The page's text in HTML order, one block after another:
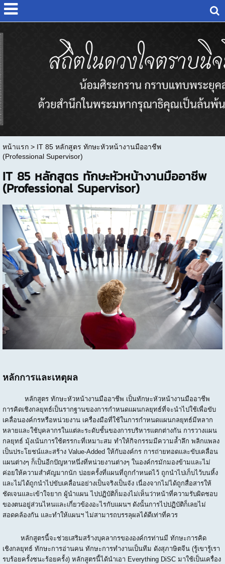
หน้าแรก> IT 85 หลักสูตร ทักษะหัวหน้างานมืออาชีพ
(Professional Supervisor)
IT 85 หลักสูตร ทักษะหัวหน้างานมืออาชีพ
(Professional Supervisor)
หลักการและเหตุผล
หลักสูตร ทักษะหัวหน้างานมืออาชีพ เป็นทักษะหัวหน้างานมืออาชีพ
การคิดเชิงกลยุทธ์เป็นรากฐานของการกำหนดแผนกลยุทธ์ที่จะนำไปใช้เพื่อขับ
เคลื่อนองค์กรหรือหน่วยงาน เครื่องมือที่ใช้ในการกำหนดแผนกลยุทธ์มีหลาก
หลายและใช้บุคลากรในแต่ละระดับชั้นของการบริหารแตกต่างกัน การวางแผน
กลยุทธ์ มุ้งเน้นการใช้ตรรกะที่เหมาะสม ทำให้กิจกรรมมีความล้ำลึก พลิกแพลง
เป็นประโยชน์และสร้าง Value-Added ให้กับองค์กร การถ่ายทอดและขับเคลื่อน
แผนต่างๆ ก็เป็นอีกปัญหาหนึ่งที่หน่วยงานต่างๆ ในองค์กรมักมองข้ามและไม่
ค่อยให้ความสำคัญมากนัก บ่อยครั้งที่แผนที่ถูกกำหนดไว้ ถูกนำไปเก็บไว้บนหิ้ง
และไม่ได้ถูกนำไปขับเคลื่อนอย่างเป็นจริงเป็นจัง เนื่องจากไม่ได้ถูกสื่อสารให้
ชัดเจนและเข้าใจยาก ผู้นำแผน ไปปฏิบัติก็มองไม่เห็นว่าหน้าที่ความรับผิดชอบ
ของตนอยู่ส่วนไหนและเกี่ยวข้องอะไรกับแผนฯ ดังนั้นการไปปฏิบัติก็เลยไม่
สอดคล้องกัน และทำให้แผนฯ ไม่สามารถบรรลุผลได้ดีเท่าที่ควร
หลักสูตรนี้จะช่วยเสริมสร้างบุคลากรขององค์กรท่านมี ทักษะการคิด
เชิงกลยุทธ์ ทักษะการอ่านคน ทักษะการทำงานเป็นทีม ดังสุภาษิตจีน (รู้เขารู้เรา
รบร้อยครั้งชนะร้อยครั้ง) หลักสูตรนี้ได้นำเอา Everything DiSC มาใช้เป็นเครื่อง